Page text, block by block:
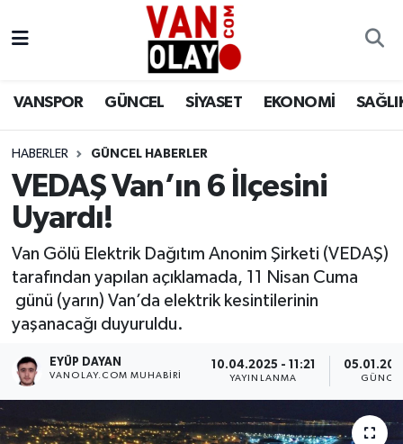
VANSPOR GÜNCEL SİYASET EKONOMİ
HABERLER GÜNCEL HABERLER
VEDAŞ Van’ın 6 İlçesini
Uyardı!
Van Gölü Elektrik Dağıtım Anonim Şirketi (VEDAŞ)
tarafından yapılan açıklamada, 11 Nisan Cuma
günü (yarın) Van’da elektrik kesintilerinin
yaşanacağı duyuruldu.
EYÜP DAYAN
VANOLAY.COM MUHABIRI
10.04.2025 - 11:21
YAYINLANMA
Siyaset
Ekonomi
Sağlık
Eğitim
RESMİ İLANLAR
Van Nöbetçi Eczaneler
Van Namaz Vakitleri
Van Trafik Yoğunluk Haritası
Süper Lig Puan Durumu ve Fikstür
Tüm Manşetler